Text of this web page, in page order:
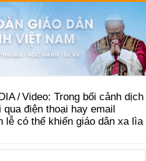
/Video: Trong bối cảnh dịch
điện thoại hay email
lễ có thể khiến giáo dân xa lìa